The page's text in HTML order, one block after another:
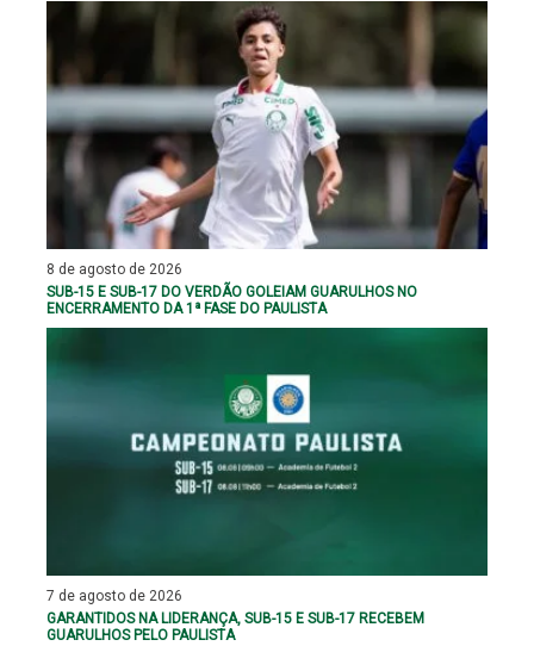
8 de agosto de 2026
SUB-15 E SUB-17 DO VERDÃO GOLEIAM GUARULHOS NO
ENCERRAMENTO DA 1ª FASE DO PAULISTA
7 de agosto de 2026
GARANTIDOS NA LIDERANÇA, SUB-15 E SUB-17 RECEBEM
GUARULHOS PELO PAULISTA